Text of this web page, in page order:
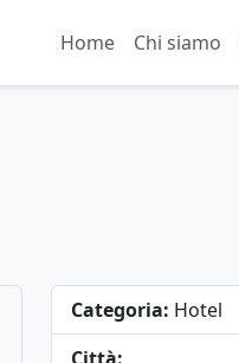
Home Chi siamo
Categoria: Hotel